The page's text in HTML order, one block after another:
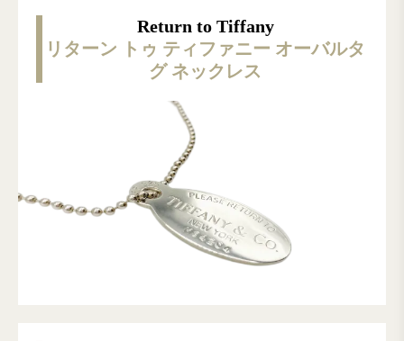
Return to Tiffany
リターン トゥ ティファニー オーバルタ
グ ネックレス
Tiffany HardWear
ハードウェア マイクロ リンク ブレスレ
ット
Return to Tiffany
リターン トゥ ティファニー オーバルタ
グ チェーンネックレス
Paloma Picasso Triple Loving Heart
トリプルラビングハート リング